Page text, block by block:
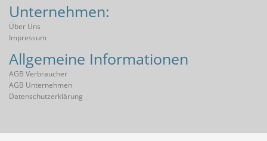
Unternehmen:
Über Uns
Impressum
Allgemeine Informationen
AGB Verbraucher
AGB Unternehmen
Datenschutzerklärung